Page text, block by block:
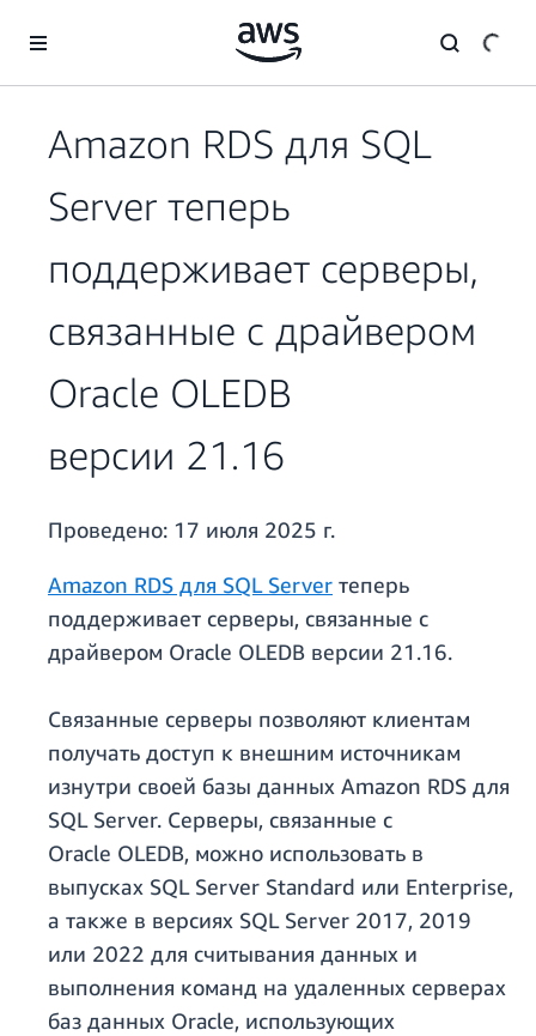
Перейти к главному контенту
Amazon RDS для SQL
Server теперь
поддерживает серверы,
связанные с драйвером
Oracle OLEDB
версии 21.16
Проведено: 17 июля 2025 г.
Amazon RDS для SQL Server теперь
поддерживает серверы, связанные с
драйвером Oracle OLEDB версии 21.16.
Связанные серверы позволяют клиентам
получать доступ к внешним источникам
изнутри своей базы данных Amazon RDS для
SQL Server. Серверы, связанные с
Oracle OLEDB, можно использовать в
выпусках SQL Server Standard или Enterprise,
а также в версиях SQL Server 2017, 2019
или 2022 для считывания данных и
выполнения команд на удаленных серверах
баз данных Oracle, использующих